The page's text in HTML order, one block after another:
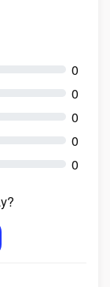
0
0
0
0
0